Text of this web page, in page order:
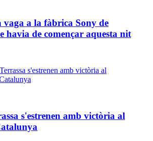
vaga a la fàbrica Sony de
havia de començar aquesta nit
s'estrenen amb victòria al